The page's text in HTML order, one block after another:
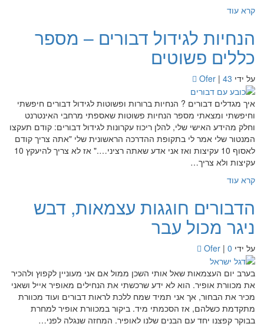
קרא עוד
הנחיות לגידול דבורים – מספר
כללים פשוטים
על ידי Ofer | 43
איך מגדלים דבורים ? הנחיות ברורות ופשוטות לגידול דבורים חיפשתי
וחיפשתי ומצאתי מספר הנחיות פשוטות שאספתי מרחבי האינטרנט
וחלק מהידע האישי שלי, להלן ריכוז עקרונות לגידול דבורים: קודם תעקצו
המנטור שלי אמר לי בתקופת ההדרכה הראשונית שלי "אתה צריך קודם
לאסוף 10 עקיצות ואז אני אדע שאתה רציני…." אז לא צריך להיעקץ 10
עקיצות ולא צריך…
קרא עוד
הדבורים חוגגות עצמאות, דבש
ניגר מכול עבר
על ידי Ofer | 0
בערב יום העצמאות שאל אותי השכן ממול אם אני מעוניין לקפוץ ולהכיר
את מכוורת אופיר. הוא לא ידע שרכשתי את הנחילים מאופיר אייל ושאני
מכיר את הבחור, אך אני תמיד שמח ללכת לראות דבורים ועוד מכוורת
מתקדמת כשלהם, אז הסכמתי מיד. ביקור במכוורת אופיר למחרת
בבוקר קפצנו יחד עם הבנים שלנו לאופיר. המחזה שנגלה לפני…